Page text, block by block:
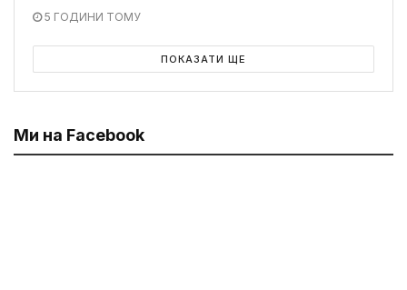
5 ГОДИНИ ТОМУ
ПОКАЗАТИ ЩЕ
Ми на Facebook